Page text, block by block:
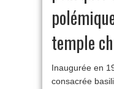
temple
Inaugurée en
consacrée